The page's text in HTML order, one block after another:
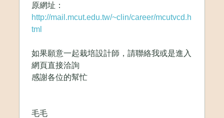
原網址：
http://mail.mcut.edu.tw/~clin/career/mcutvcd.h
tml
如果願意一起栽培設計師，請聯絡我或是進入
網頁直接洽詢
感謝各位的幫忙
毛毛